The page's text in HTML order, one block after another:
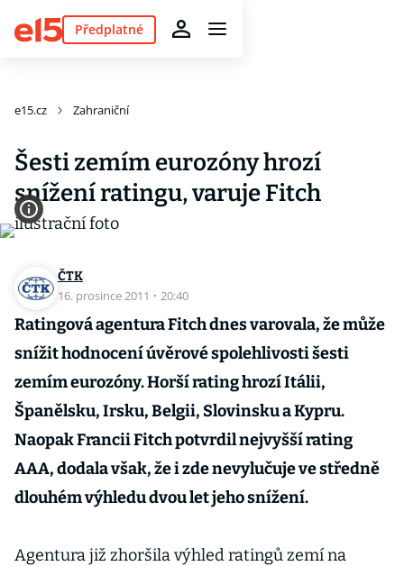
Předplatné
e15.cz Zahraniční
Šesti zemím eurozóny hrozí
snížení ratingu, varuje Fitch
ČTK
16. prosince 2011 · 20:40
Ratingová agentura Fitch dnes varovala, že může
snížit hodnocení úvěrové spolehlivosti šesti
zemím eurozóny. Horší rating hrozí Itálii,
Španělsku, Irsku, Belgii, Slovinsku a Kypru.
Naopak Francii Fitch potvrdil nejvyšší rating
AAA, dodala však, že i zde nevylučuje ve středně
dlouhém výhledu dvou let jeho snížení.
Agentura již zhoršila výhled ratingů zemí na